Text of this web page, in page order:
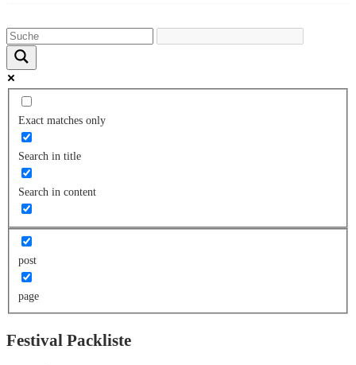
Exact matches only
Search in title
Search in content
post
page
Festival Packliste